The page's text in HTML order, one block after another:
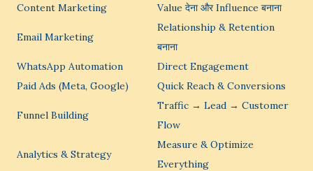
Content Marketing Value देना और Influence बनाना
Email Marketing
Relationship & Retention
बनाना
WhatsApp Automation
Direct Engagement
Paid Ads (Meta, Google)
Quick Reach & Conversions
Funnel Building
Traffic → Lead → Customer
Flow
Analytics & Strategy
Measure & Optimize
Everything